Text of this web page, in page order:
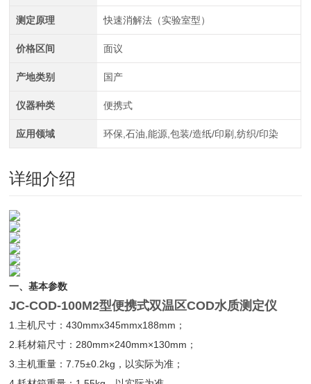
测定原理 快速消解法（实验室型）
价格区间 面议
产地类别 国产
仪器种类 便携式
应用领域 环保,石油,能源,包装/造纸/印刷,纺织/印染
详细介绍
一、基本参数
JC-COD-100M2型便携式双温区COD水质测定仪
1.主机尺寸：430mmx345mmx188mm；
2.耗材箱尺寸：280mm×240mm×130mm；
3.主机重量：7.75±0.2kg，以实际为准；